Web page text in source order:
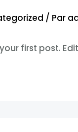
/ Par
first post.